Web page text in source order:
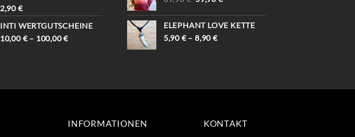
2,90 €
INTI WERTGUTSCHEINE
10,00 €– 100,00€
69,90 €59,90 €.
ELEPHANT LOVE KETTE
5,90 €–8,90€
INFORMATIONEN KONTAKT